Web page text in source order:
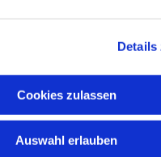
Details
Cookies zulassen
Auswahl erlauben